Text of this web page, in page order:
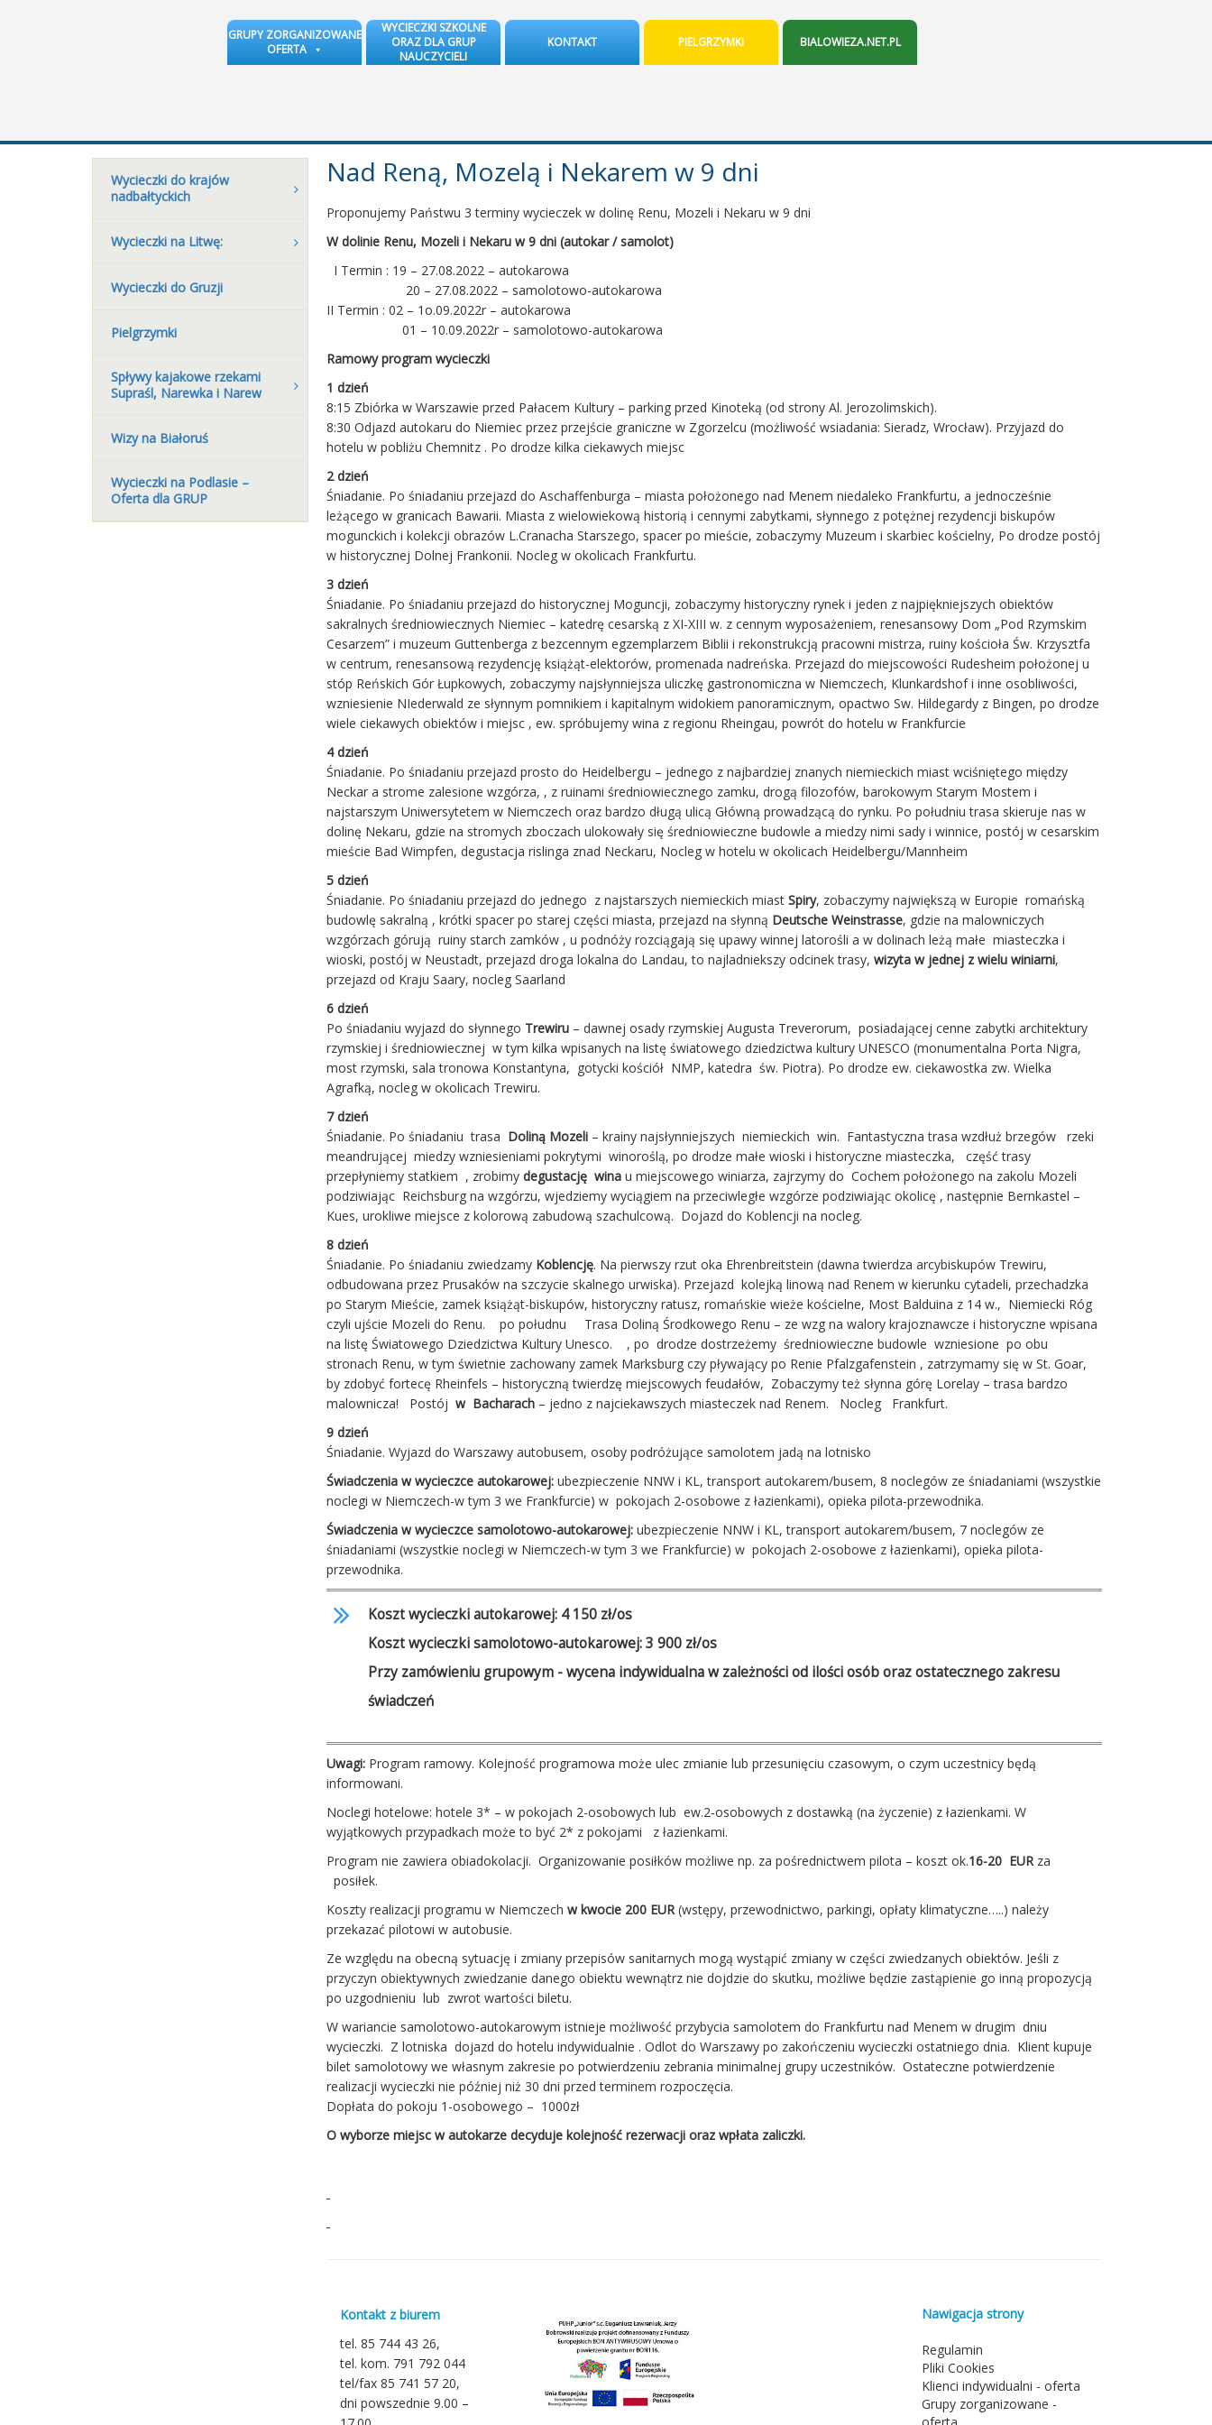
GRUPY ZORGANIZOWANE
OFERTA
WYCIECZKI SZKOLNE
ORAZ DLA GRUP
NAUCZYCIELI
KONTAKT PIELGRZYMKI BIALOWIEZA.NET.PL
Wycieczki do krajów
nadbałtyckich
Wycieczki na Litwę:
Wycieczki do Gruzji
Pielgrzymki
Spływy kajakowe rzekami
Supraśl, Narewka i Narew
Wizy na Białoruś
Wycieczki na Podlasie –
Oferta dla GRUP
Nad Reną, Mozelą i Nekarem w 9 dni
Proponujemy Państwu 3 terminy wycieczek w dolinę Renu, Mozeli i Nekaru w 9 dni
W dolinie Renu, Mozeli i Nekaru w 9 dni (autokar / samolot)
I Termin : 19 – 27.08.2022 – autokarowa
20 – 27.08.2022 – samolotowo-autokarowa
II Termin : 02 – 1o.09.2022r – autokarowa
01 – 10.09.2022r – samolotowo-autokarowa
Ramowy program wycieczki
1 dzień
8:15 Zbiórka w Warszawie przed Pałacem Kultury – parking przed Kinoteką (od strony Al. Jerozolimskich).
8:30 Odjazd autokaru do Niemiec przez przejście graniczne w Zgorzelcu (możliwość wsiadania: Sieradz, Wrocław). Przyjazd do
hotelu w pobliżu Chemnitz . Po drodze kilka ciekawych miejsc
2 dzień
Śniadanie. Po śniadaniu przejazd do Aschaffenburga – miasta położonego nad Menem niedaleko Frankfurtu, a jednocześnie
leżącego w granicach Bawarii. Miasta z wielowiekową historią i cennymi zabytkami, słynnego z potężnej rezydencji biskupów
mogunckich i kolekcji obrazów L.Cranacha Starszego, spacer po mieście, zobaczymy Muzeum i skarbiec kościelny, Po drodze postój
w historycznej Dolnej Frankonii. Nocleg w okolicach Frankfurtu.
3 dzień
Śniadanie. Po śniadaniu przejazd do historycznej Moguncji, zobaczymy historyczny rynek i jeden z najpiękniejszych obiektów
sakralnych średniowiecznych Niemiec – katedrę cesarską z XI-XIII w. z cennym wyposażeniem, renesansowy Dom „Pod Rzymskim
Cesarzem” i muzeum Guttenberga z bezcennym egzemplarzem Biblii i rekonstrukcją pracowni mistrza, ruiny kościoła Św. Krzysztfa
w centrum, renesansową rezydencję książąt-elektorów, promenada nadreńska. Przejazd do miejscowości Rudesheim położonej u
stóp Reńskich Gór Łupkowych, zobaczymy najsłynniejsza uliczkę gastronomiczna w Niemczech, Klunkardshof i inne osobliwości,
wzniesienie NIederwald ze słynnym pomnikiem i kapitalnym widokiem panoramicznym, opactwo Sw. Hildegardy z Bingen, po drodze
wiele ciekawych obiektów i miejsc , ew. spróbujemy wina z regionu Rheingau, powrót do hotelu w Frankfurcie
4 dzień
Śniadanie. Po śniadaniu przejazd prosto do Heidelbergu – jednego z najbardziej znanych niemieckich miast wciśniętego między
Neckar a strome zalesione wzgórza, , z ruinami średniowiecznego zamku, drogą filozofów, barokowym Starym Mostem i
najstarszym Uniwersytetem w Niemczech oraz bardzo długą ulicą Główną prowadzącą do rynku. Po południu trasa skieruje nas w
dolinę Nekaru, gdzie na stromych zboczach ulokowały się średniowieczne budowle a miedzy nimi sady i winnice, postój w cesarskim
mieście Bad Wimpfen, degustacja rislinga znad Neckaru, Nocleg w hotelu w okolicach Heidelbergu/Mannheim
5 dzień
Śniadanie. Po śniadaniu przejazd do jednego z najstarszych niemieckich miast Spiry, zobaczymy największą w Europie romańską
budowlę sakralną , krótki spacer po starej części miasta, przejazd na słynną Deutsche Weinstrasse, gdzie na malowniczych
wzgórzach górują ruiny starch zamków , u podnóży rozciągają się upawy winnej latorośli a w dolinach leżą małe miasteczka i
wioski, postój w Neustadt, przejazd droga lokalna do Landau, to najladniekszy odcinek trasy, wizyta w jednej z wielu winiarni,
przejazd od Kraju Saary, nocleg Saarland
6 dzień
Po śniadaniu wyjazd do słynnego Trewiru – dawnej osady rzymskiej Augusta Treverorum, posiadającej cenne zabytki architektury
rzymskiej i średniowiecznej w tym kilka wpisanych na listę światowego dziedzictwa kultury UNESCO (monumentalna Porta Nigra,
most rzymski, sala tronowa Konstantyna, gotycki kościół NMP, katedra św. Piotra). Po drodze ew. ciekawostka zw. Wielka
Agrafką, nocleg w okolicach Trewiru.
7 dzień
Śniadanie. Po śniadaniu trasa Doliną Mozeli – krainy najsłynniejszych niemieckich win. Fantastyczna trasa wzdłuż brzegów rzeki
meandrującej miedzy wzniesieniami pokrytymi winoroślą, po drodze małe wioski i historyczne miasteczka, część trasy
przepłyniemy statkiem , zrobimy degustację wina u miejscowego winiarza, zajrzymy do Cochem położonego na zakolu Mozeli
podziwiając Reichsburg na wzgórzu, wjedziemy wyciągiem na przeciwległe wzgórze podziwiając okolicę , następnie Bernkastel –
Kues, urokliwe miejsce z kolorową zabudową szachulcową. Dojazd do Koblencji na nocleg.
8 dzień
Śniadanie. Po śniadaniu zwiedzamy Koblencję. Na pierwszy rzut oka Ehrenbreitstein (dawna twierdza arcybiskupów Trewiru,
odbudowana przez Prusaków na szczycie skalnego urwiska). Przejazd kolejką linową nad Renem w kierunku cytadeli, przechadzka
po Starym Mieście, zamek książąt-biskupów, historyczny ratusz, romańskie wieże kościelne, Most Balduina z 14 w., Niemiecki Róg
czyli ujście Mozeli do Renu. po połudnu Trasa Doliną Środkowego Renu – ze wzg na walory krajoznawcze i historyczne wpisana
na listę Światowego Dziedzictwa Kultury Unesco. , po drodze dostrzeżemy średniowieczne budowle wzniesione po obu
stronach Renu, w tym świetnie zachowany zamek Marksburg czy pływający po Renie Pfalzgafenstein , zatrzymamy się w St. Goar,
by zdobyć fortecę Rheinfels – historyczną twierdzę miejscowych feudałów, Zobaczymy też słynna górę Lorelay – trasa bardzo
malownicza! Postój w Bacharach – jedno z najciekawszych miasteczek nad Renem. Nocleg Frankfurt.
9 dzień
Śniadanie. Wyjazd do Warszawy autobusem, osoby podróżujące samolotem jadą na lotnisko
Świadczenia w wycieczce autokarowej: ubezpieczenie NNW i KL, transport autokarem/busem, 8 noclegów ze śniadaniami (wszystkie
noclegi w Niemczech-w tym 3 we Frankfurcie) w pokojach 2-osobowe z łazienkami), opieka pilota-przewodnika.
Świadczenia w wycieczce samolotowo-autokarowej: ubezpieczenie NNW i KL, transport autokarem/busem, 7 noclegów ze
śniadaniami (wszystkie noclegi w Niemczech-w tym 3 we Frankfurcie) w pokojach 2-osobowe z łazienkami), opieka pilota-
przewodnika.
Koszt wycieczki autokarowej: 4 150 zł/os
Koszt wycieczki samolotowo-autokarowej: 3 900 zł/os
Przy zamówieniu grupowym - wycena indywidualna w zależności od ilości osób oraz ostatecznego zakresu
świadczeń
Uwagi: Program ramowy. Kolejność programowa może ulec zmianie lub przesunięciu czasowym, o czym uczestnicy będą
informowani.
Noclegi hotelowe: hotele 3* – w pokojach 2-osobowych lub ew.2-osobowych z dostawką (na życzenie) z łazienkami. W
wyjątkowych przypadkach może to być 2* z pokojami z łazienkami.
Program nie zawiera obiadokolacji. Organizowanie posiłków możliwe np. za pośrednictwem pilota – koszt ok.16-20 EUR za
posiłek.
Koszty realizacji programu w Niemczech w kwocie 200 EUR (wstępy, przewodnictwo, parkingi, opłaty klimatyczne…..) należy
przekazać pilotowi w autobusie.
Ze względu na obecną sytuację i zmiany przepisów sanitarnych mogą wystąpić zmiany w części zwiedzanych obiektów. Jeśli z
przyczyn obiektywnych zwiedzanie danego obiektu wewnątrz nie dojdzie do skutku, możliwe będzie zastąpienie go inną propozycją
po uzgodnieniu lub zwrot wartości biletu.
W wariancie samolotowo-autokarowym istnieje możliwość przybycia samolotem do Frankfurtu nad Menem w drugim dniu
wycieczki. Z lotniska dojazd do hotelu indywidualnie . Odlot do Warszawy po zakończeniu wycieczki ostatniego dnia. Klient kupuje
bilet samolotowy we własnym zakresie po potwierdzeniu zebrania minimalnej grupy uczestników. Ostateczne potwierdzenie
realizacji wycieczki nie później niż 30 dni przed terminem rozpoczęcia.
Dopłata do pokoju 1-osobowego – 1000zł
O wyborze miejsc w autokarze decyduje kolejność rezerwacji oraz wpłata zaliczki.
Kontakt z biurem
tel. 85 744 43 26,
tel. kom. 791 792 044
tel/fax 85 741 57 20,
dni powszednie 9.00 –
Nawigacja strony
Regulamin
Pliki Cookies
Klienci indywidualni - oferta
Grupy zorganizowane -
oferta